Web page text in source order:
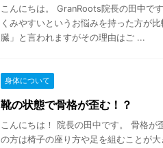
こんにちは。 GranRoots院長の田中で
くみやすいというお悩みを持った方が
臓」と言われますがその理由はご ...
身体について
靴の状態で骨格が歪む！？
こんにちは！ 院長の田中です。 骨格が
の方は椅子の座り方や足を組むことが